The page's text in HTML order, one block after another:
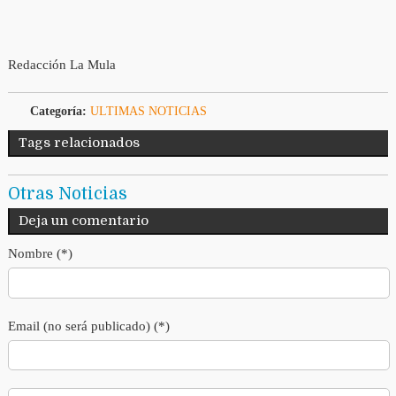
Redacción La Mula
Categoría: ULTIMAS NOTICIAS
Tags relacionados
Otras Noticias
Deja un comentario
Nombre (*)
Email (no será publicado) (*)